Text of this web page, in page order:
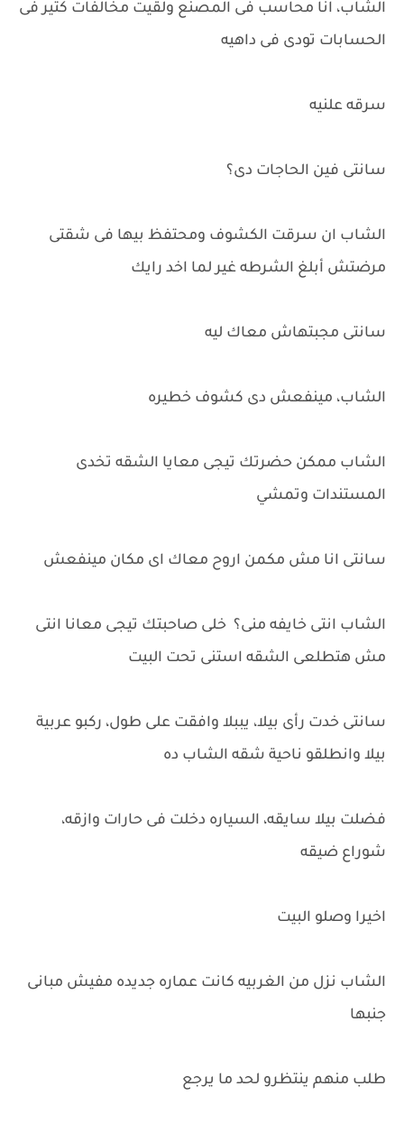
الشاب، انا محاسب فى المصنع ولقيت مخالفات كتير فى
الحسابات تودى فى داهيه
سرقه علنيه
سانتى فين الحاجات دى؟
الشاب ان سرقت الكشوف ومحتفظ بيها فى شقتى
مرضتش أبلغ الشرطه غير لما اخد رايك
سانتى مجبتهاش معاك ليه
الشاب، مينفعش دى كشوف خطيره
الشاب ممكن حضرتك تيجى معايا الشقه تخدى
المستندات وتمشي
سانتى انا مش مكمن اروح معاك اى مكان مينفعش
الشاب انتى خايفه منى؟ خلى صاحبتك تيجى معانا انتى
مش هتطلعى الشقه استنى تحت البيت
سانتى خدت رأى بيلا، يببلا وافقت على طول، ركبو عربية
بيلا وانطلقو ناحية شقه الشاب ده
فضلت بيلا سايقه، السياره دخلت فى حارات وازقه،
شوراع ضيقه
اخيرا وصلو البيت
الشاب نزل من الغربيه كانت عماره جديده مفيش مبانى
جنبها
طلب منهم ينتظرو لحد ما يرجع